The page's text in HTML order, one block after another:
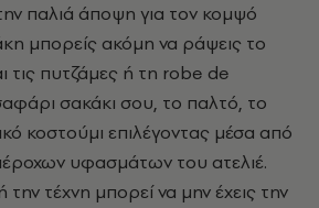
παλιά άποψη για τον κομψό
μπορείς ακόμη να ράψεις το
τις πυτζάμες ή τη robe de
σακάκι σου, το παλτό, το
κοστούμι επιλέγοντας μέσα από
υφασμάτων του ατελιέ.
τέχνη μπορεί να μην έχεις την